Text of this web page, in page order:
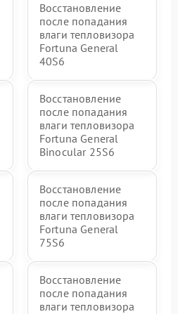
Восстановление
после попадания
влаги тепловизора
Fortuna General
40S6
Восстановление
после попадания
влаги тепловизора
Fortuna General
Binocular 25S6
Восстановление
после попадания
влаги тепловизора
Fortuna General
75S6
Восстановление
после попадания
влаги тепловизора